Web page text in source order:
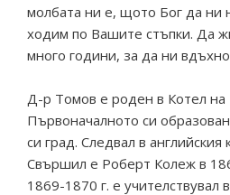
молбата ни е, щото Бог да ни
ходим по Вашите стъпки. Да
много години, за да ни
Д-р Томов е роден в Котел на
Първоначалното си
си град. Следвал в
Свършил е Роберт Колеж в
1869-1870 г. е учителствувал